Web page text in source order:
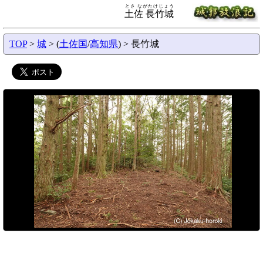
土佐 長竹城
とさ ながたけじょう
TOP> 城 > (土佐国/高知県) > 長竹城